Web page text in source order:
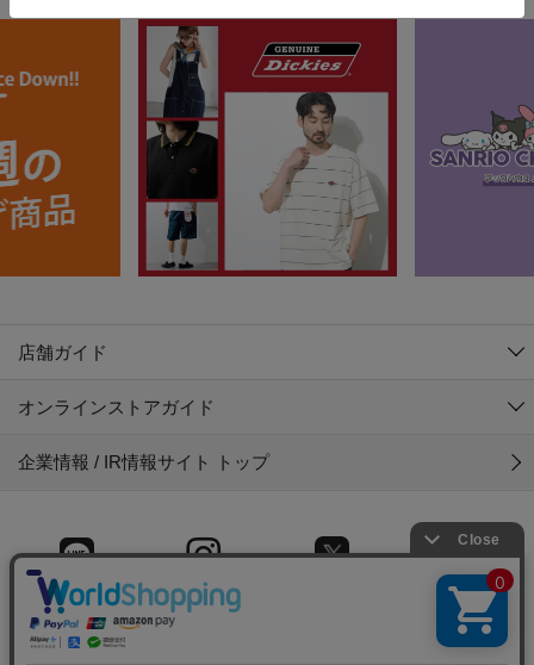
店舗ガイド
オンラインストアガイド
企業情報 / IR情報サイト トップ
LINE Instagram Facebook